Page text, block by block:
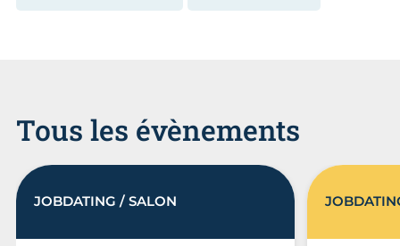
Tous les évènements
JOBDATING / SALON